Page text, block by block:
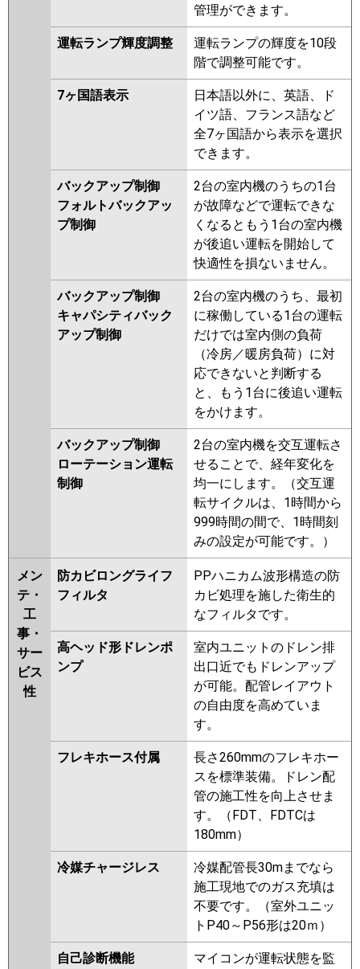
管理ができます。
運転ランプ輝度調整
運転ランプの輝度を10段
階で調整可能です。
7ヶ国語表示
日本語以外に、英語、ド
イツ語、フランス語など
全7ヶ国語から表示を選択
できます。
バックアップ制御
フォルトバックアッ
プ制御
2台の室内機のうちの1台
が故障などで運転できな
くなるともう1台の室内機
が後追い運転を開始して
快適性を損ないません。
バックアップ制御
キャパシティバック
アップ制御
2台の室内機のうち、最初
に稼働している1台の運転
だけでは室内側の負荷
（冷房／暖房負荷）に対
応できないと判断する
と、もう1台に後追い運転
をかけます。
バックアップ制御
ローテーション運転
制御
2台の室内機を交互運転さ
せることで、経年変化を
均一にします。（交互運
転サイクルは、1時間から
999時間の間で、1時間刻
みの設定が可能です。）
メン
テ・
工
事・
サー
ビス
性
防カビロングライフ
フィルタ
PPハニカム波形構造の防
カビ処理を施した衛生的
なフィルタです。
高ヘッド形ドレンポ
ンプ
室内ユニットのドレン排
出口近でもドレンアップ
が可能。配管レイアウト
の自由度を高めていま
す。
フレキホース付属
長さ260mmのフレキホー
スを標準装備。ドレン配
管の施工性を向上させま
す。（FDT、FDTCは
180mm）
冷媒チャージレス
冷媒配管長30mまでなら
施工現地でのガス充填は
不要です。（室外ユニッ
トP40～P56形は20ｍ）
自己診断機能
マイコンが運転状態を監